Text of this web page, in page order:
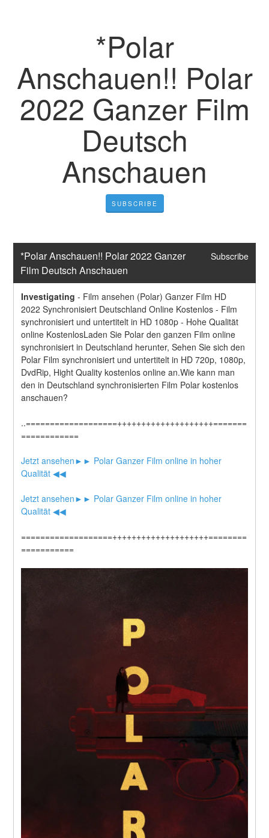
*Polar
Anschauen!! Polar
2022 Ganzer Film
Deutsch
Anschauen
SUBSCRIBE
*Polar Anschauen!! Polar 2022 Ganzer
Film Deutsch Anschauen
Subscribe
Investigating - Film ansehen (Polar) Ganzer Film HD
2022 Synchronisiert Deutschland Online Kostenlos - Film
synchronisiert und untertitelt in HD 1080p - Hohe Qualität
online KostenlosLaden Sie Polar den ganzen Film online
synchronisiert in Deutschland herunter, Sehen Sie sich den
Polar Film synchronisiert und untertitelt in HD 720p, 1080p,
DvdRip, Hight Quality kostenlos online an.Wie kann man
den in Deutschland synchronisierten Film Polar kostenlos
anschauen?
..===================++++++++++++++++++++=======
============
Jetzt ansehen►► Polar Ganzer Film online in hoher
Qualität ◀◀
Jetzt ansehen►► Polar Ganzer Film online in hoher
Qualität ◀◀
===================++++++++++++++++++++========
===========